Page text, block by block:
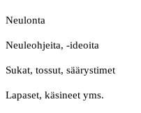
Neulonta
Neuleohjeita, -ideoita
Sukat, tossut, säärystimet
Lapaset, käsineet yms.